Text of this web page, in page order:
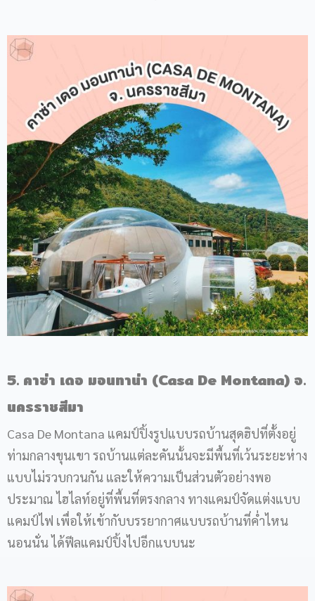
5. คาซ่า เดอ มอนทาน่า (Casa De Montana) จ.
นครราชสีมา
Casa De Montana แคมป์ปิ้งรูปแบบรถบ้านสุดฮิปที่ตั้งอยู่
ท่ามกลางขุนเขา รถบ้านแต่ละคันนั้นจะมีพื้นที่เว้นระยะห่าง
แบบไม่รวบกวนกัน และให้ความเป็นส่วนตัวอย่างพอ
ประมาณ ไฮไลท์อยู่ที่พื้นที่ตรงกลาง ทางแคมป์จัดแต่งแบบ
แคมป์ไฟ เพื่อให้เข้ากับบรรยากาศแบบรถบ้านที่ค่ำไหน
นอนนั่น ได้ฟีลแคมป์ปิ้งไปอีกแบบนะ